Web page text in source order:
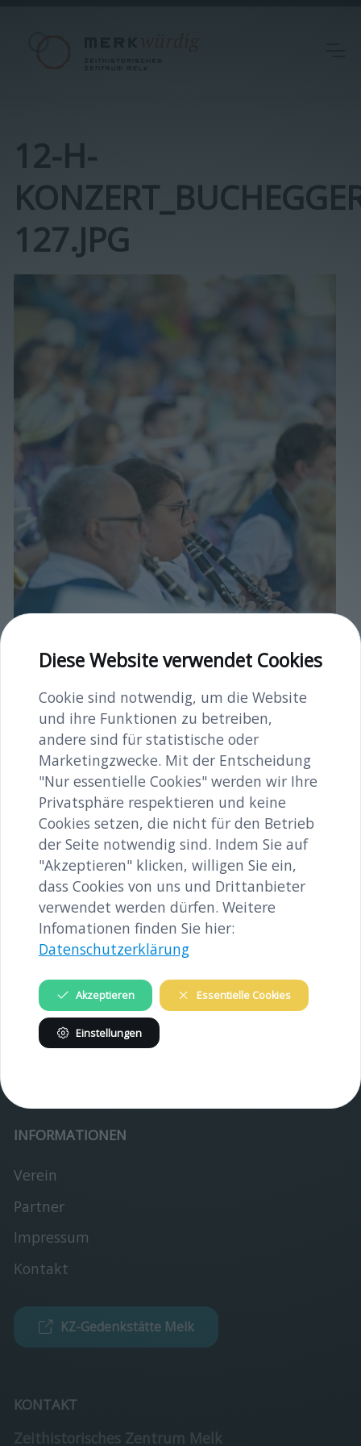
12-H-
127.JPG
12-h-Konzert_Buchegger-127.jpg
image/jpeg 2100x3150
3.0 MB
Herunterladen
Bild in voller Größe anzeigen…
INHALTE
INFORMATIONEN
Verein
Partner
Impressum
Kontakt
KZ-Gedenkstätte Melk
KONTAKT
Zeithistorisches Zentrum Melk
Diese Website verwendet Cookies
Cookie sind notwendig, um die Website
und ihre Funktionen zu betreiben,
andere sind für statistische oder
Marketingzwecke. Mit der Entscheidung
"Nur essentielle Cookies" werden wir Ihre
Privatsphäre respektieren und keine
Cookies setzen, die nicht für den Betrieb
der Seite notwendig sind. Indem Sie auf
"Akzeptieren" klicken, willigen Sie ein,
dass Cookies von uns und Drittanbieter
verwendet werden dürfen. Weitere
Infomationen finden Sie hier:
Datenschutzerklärung
Akzeptieren Essentielle Cookies
Einstellungen